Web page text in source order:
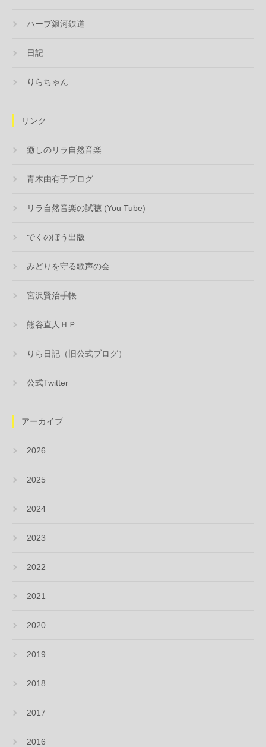
ハーブ銀河鉄道
日記
りらちゃん
リンク
癒しのリラ自然音楽
青木由有子ブログ
リラ自然音楽の試聴 (You Tube)
でくのぼう出版
みどりを守る歌声の会
宮沢賢治手帳
熊谷直人ＨＰ
りら日記（旧公式ブログ）
公式Twitter
アーカイブ
2026
2025
2024
2023
2022
2021
2020
2019
2018
2017
2016